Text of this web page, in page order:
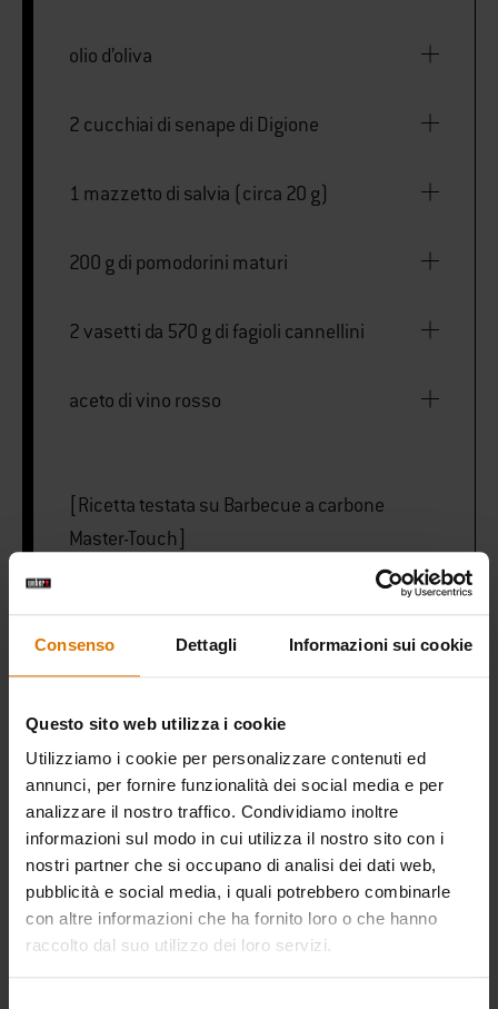
Consenso Dettagli Informazioni sui cookie
Questo sito web utilizza i cookie
Utilizziamo i cookie per personalizzare contenuti ed
annunci, per fornire funzionalità dei social media e per
analizzare il nostro traffico. Condividiamo inoltre
informazioni sul modo in cui utilizza il nostro sito con i
nostri partner che si occupano di analisi dei dati web,
pubblicità e social media, i quali potrebbero combinarle
con altre informazioni che ha fornito loro o che hanno
raccolto dal suo utilizzo dei loro servizi.
olio d’oliva
2 cucchiai di senape di Digione
1 mazzetto di salvia (circa 20 g)
200 g di pomodorini maturi
2 vasetti da 570 g di fagioli cannellini
aceto di vino rosso
[Ricetta testata su Barbecue a carbone
Master-Touch]
mela
Termometro a lettura istantanea Weber
PRINT THIS LIST